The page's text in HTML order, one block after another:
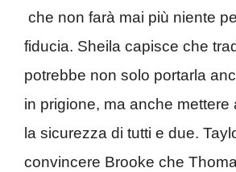
che non farà mai più niente
fiducia. Sheila capisce che
potrebbe non solo portarla
in prigione, ma anche mettere
la sicurezza di tutti e due.
convincere Brooke che